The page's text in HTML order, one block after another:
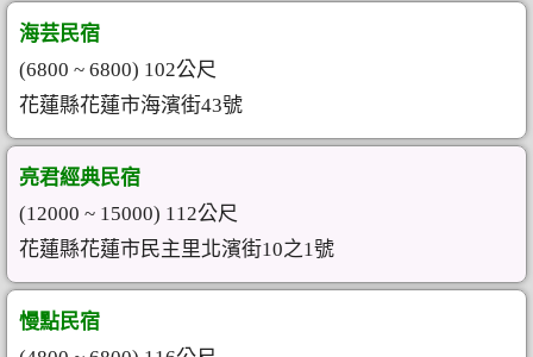
海芸民宿
(6800 ~ 6800) 102公尺
花蓮縣花蓮市海濱街43號
亮君經典民宿
(12000 ~ 15000) 112公尺
花蓮縣花蓮市民主里北濱街10之1號
慢點民宿